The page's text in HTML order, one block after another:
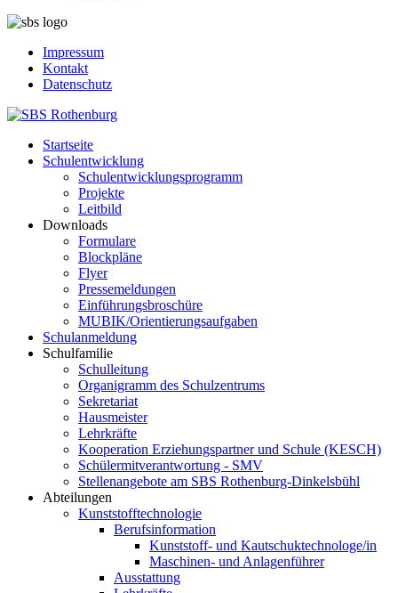
Impressum
Kontakt
Datenschutz
Startseite
Schulentwicklung
Schulentwicklungsprogramm
Projekte
Leitbild
Downloads
Formulare
Blockpläne
Flyer
Pressemeldungen
Einführungsbroschüre
MUBIK/Orientierungsaufgaben
Schulanmeldung
Schulfamilie
Schulleitung
Organigramm des Schulzentrums
Sekretariat
Hausmeister
Lehrkräfte
Kooperation Erziehungspartner und Schule (KESCH)
Schülermitverantwortung - SMV
Stellenangebote am SBS Rothenburg-Dinkelsbühl
Abteilungen
Kunststofftechnologie
Berufsinformation
Kunststoff- und Kautschuktechnologe/in
Maschinen- und Anlagenführer
Ausstattung